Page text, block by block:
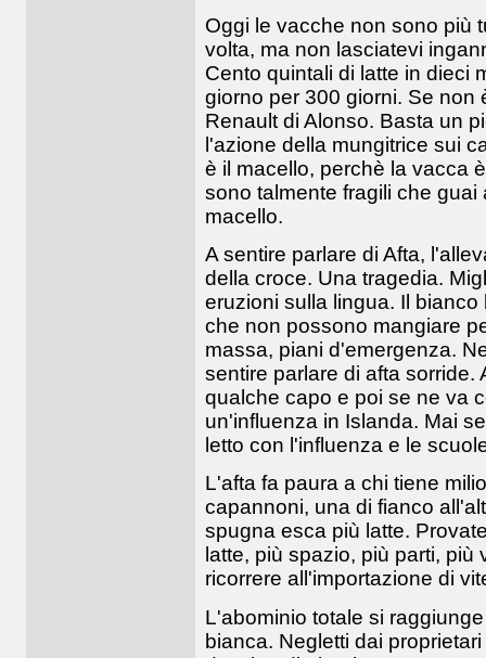
Oggi le vacche non sono più
volta, ma non lasciatevi
Cento quintali di latte in dieci
giorno per 300 giorni. Se non
Renault di Alonso. Basta un
l'azione della mungitrice sui
è il macello, perchè la vacca
sono talmente fragili che
macello.
A sentire parlare di Afta,
della croce. Una tragedia.
eruzioni sulla lingua. Il
che non possono mangiare
massa, piani d'emergenza.
sentire parlare di afta sorride.
qualche capo e poi se ne va
un'influenza in Islanda. Mai
letto con l'influenza e le
L'afta fa paura a chi tiene
capannoni, una di fianco
spugna esca più latte.
latte, più spazio, più parti,
ricorrere all'importazione di
L'abominio totale si
bianca. Negletti dai